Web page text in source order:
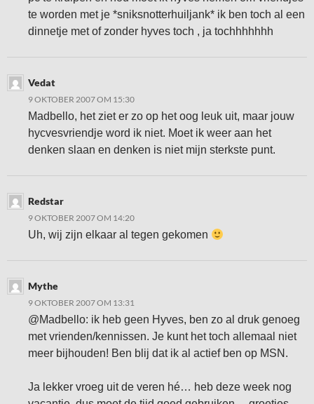
te worden met je *sniksnotterhuiljank* ik ben toch al een
dinnetje met of zonder hyves toch , ja tochhhhhhh
Vedat
9 OKTOBER 2007 OM 15:30
Madbello, het ziet er zo op het oog leuk uit, maar jouw
hycvesvriendje word ik niet. Moet ik weer aan het
denken slaan en denken is niet mijn sterkste punt.
Redstar
9 OKTOBER 2007 OM 14:20
Uh, wij zijn elkaar al tegen gekomen
Mythe
9 OKTOBER 2007 OM 13:31
@Madbello: ik heb geen Hyves, ben zo al druk genoeg
met vrienden/kennissen. Je kunt het toch allemaal niet
meer bijhouden! Ben blij dat ik al actief ben op MSN.
Ja lekker vroeg uit de veren hé… heb deze week nog